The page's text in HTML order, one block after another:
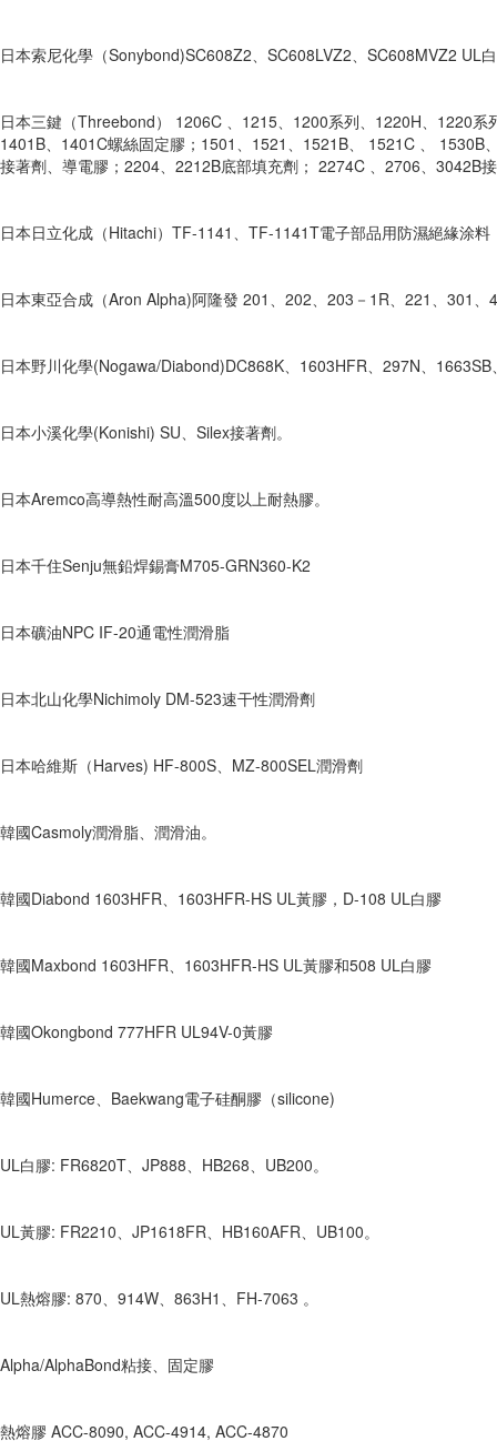
日本索尼化學（Sonybond)SC608Z2、SC608LVZ2、SC608MVZ2 UL
日本三鍵（Threebond） 1206C 、1215、1200系列、1220H、1220
1401B、1401C螺絲固定膠；1501、1521、1521B、 1521C 、
接著劑、導電膠；2204、2212B底部填充劑； 2274C 、2706、3042B
日本日立化成（Hitachi）TF-1141、TF-1141T電子部品用防濕絕緣涂料
日本東亞合成（Aron Alpha)阿隆發 201、202、203－1R、221、301
日本野川化學(Nogawa/Diabond)DC868K、1603HFR、297N、
日本小溪化學(Konishi) SU、Silex接著劑。
日本Aremco高導熱性耐高溫500度以上耐熱膠。
日本千住Senju無鉛焊錫膏M705-GRN360-K2
日本礦油NPC IF-20通電性潤滑脂
日本北山化學Nichimoly DM-523速干性潤滑劑
日本哈維斯（Harves) HF-800S、MZ-800SEL潤滑劑
韓國Casmoly潤滑脂、潤滑油。
韓國Diabond 1603HFR、1603HFR-HS UL黃膠，D-108 UL白膠
韓國Maxbond 1603HFR、1603HFR-HS UL黃膠和508 UL白膠
韓國Okongbond 777HFR UL94V-0黃膠
韓國Humerce、Baekwang電子硅酮膠（silicone)
UL白膠: FR6820T、JP888、HB268、UB200。
UL黃膠: FR2210、JP1618FR、HB160AFR、UB100。
UL熱熔膠: 870、914W、863H1、FH-7063 。
Alpha/AlphaBond粘接、固定膠
熱熔膠 ACC-8090, ACC-4914, ACC-4870